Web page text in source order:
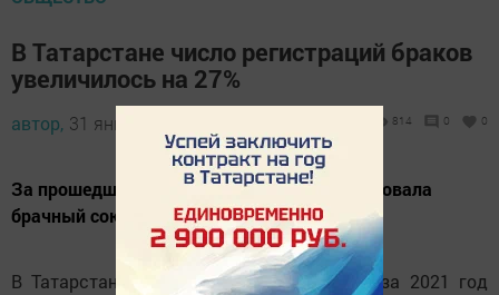
В Татарстане число регистраций браков
увеличилось на 27%
автор, 31 января 2022 - 16:40 814 0 0
За прошедший год 24 651 пара зарегистрировала
брачный союз.
В Татарстане число регистраций браков за 2021 год